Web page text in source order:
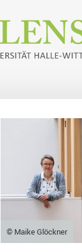
© Maike Glöckner